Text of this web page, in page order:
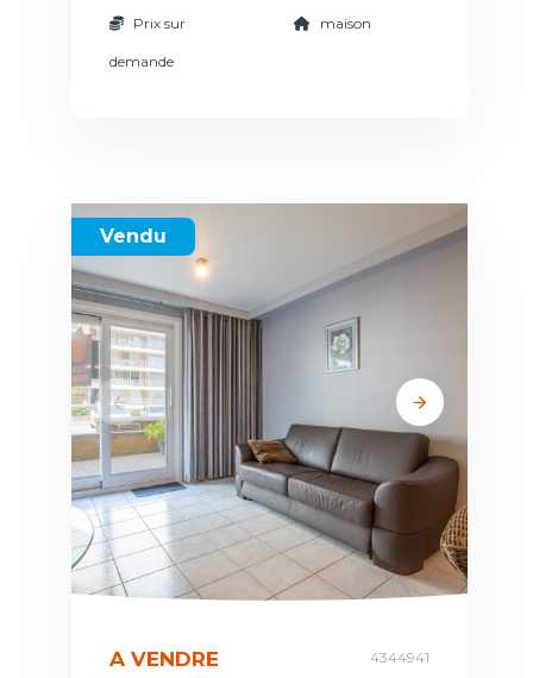
Prix sur
demande
maison
Vendu
A VENDRE 4344941